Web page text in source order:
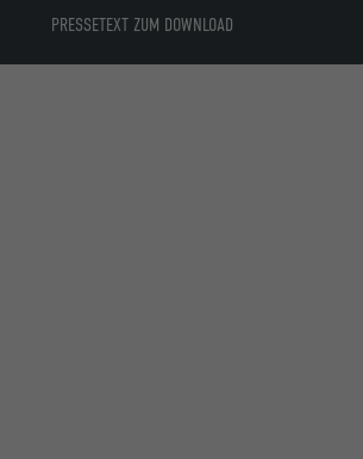
PRESSETEXT ZUM DOWNLOAD